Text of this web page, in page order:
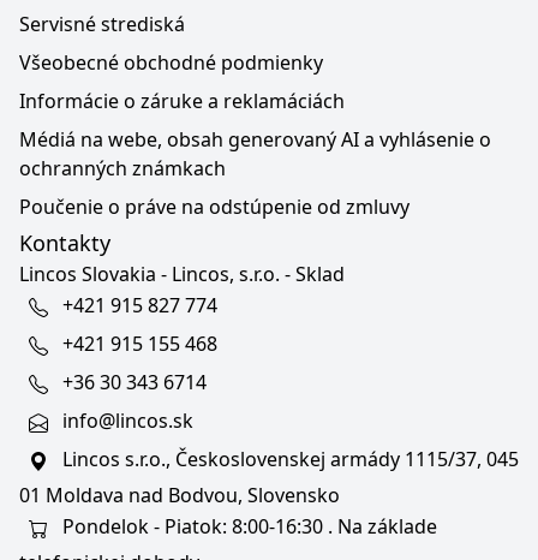
Servisné strediská
Všeobecné obchodné podmienky
Informácie o záruke a reklamáciách
Médiá na webe, obsah generovaný AI a vyhlásenie o
ochranných známkach
Poučenie o práve na odstúpenie od zmluvy
Kontakty
Lincos Slovakia - Lincos, s.r.o. - Sklad
+421 915 827 774
+421 915 155 468
+36 30 343 6714
info@lincos.sk
Lincos s.r.o., Československej armády 1115/37, 045
01 Moldava nad Bodvou, Slovensko
Pondelok - Piatok: 8:00-16:30 . Na základe